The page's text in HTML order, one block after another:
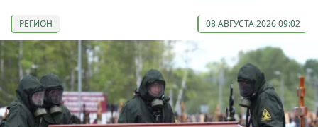
РЕГИОН 08 АВГУСТА 2026 09:02